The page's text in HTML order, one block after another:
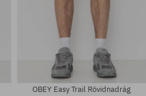
OBEY Easy Trail Rövidnadrág